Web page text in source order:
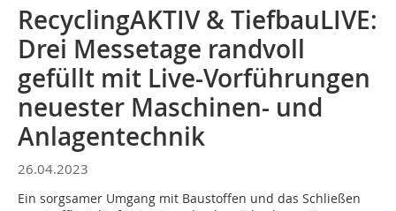
RecyclingAKTIV & TiefbauLIVE:
Drei Messetage randvoll
gefüllt mit Live-Vorführungen
neuester Maschinen- und
Anlagentechnik
26.04.2023
Ein sorgsamer Umgang mit Baustoffen und das Schließen